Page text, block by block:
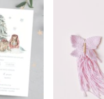
Πρόσθήκη
στην
λίστα